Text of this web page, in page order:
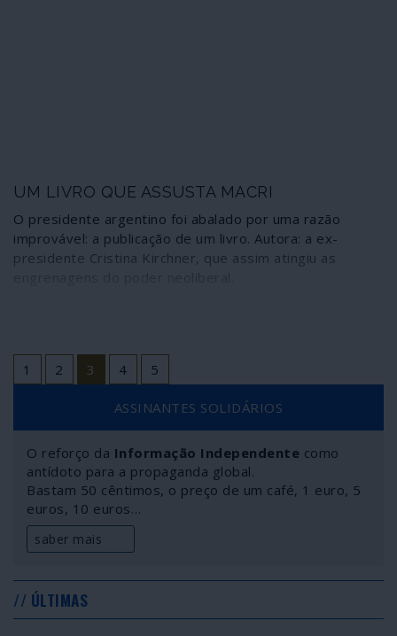
UM LIVRO QUE ASSUSTA MACRI
O presidente argentino foi abalado por uma razão
improvável: a publicação de um livro. Autora: a ex-
presidente Cristina Kirchner, que assim atingiu as
1 2 3 4 5
ASSINANTES SOLIDÁRIOS
O reforço da Informação Independente como
antídoto para a propaganda global.
Bastam 50 cêntimos, o preço de um café, 1 euro, 5
euros, 10 euros…
saber mais
// ÚLTIMAS